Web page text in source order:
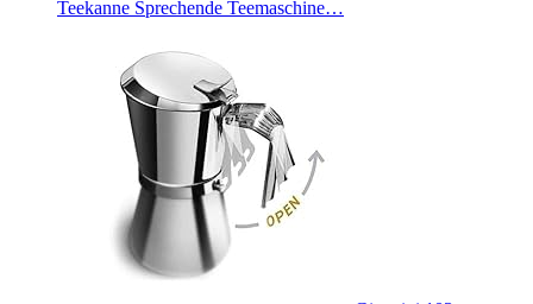
Teekanne Sprechende Teemaschine…